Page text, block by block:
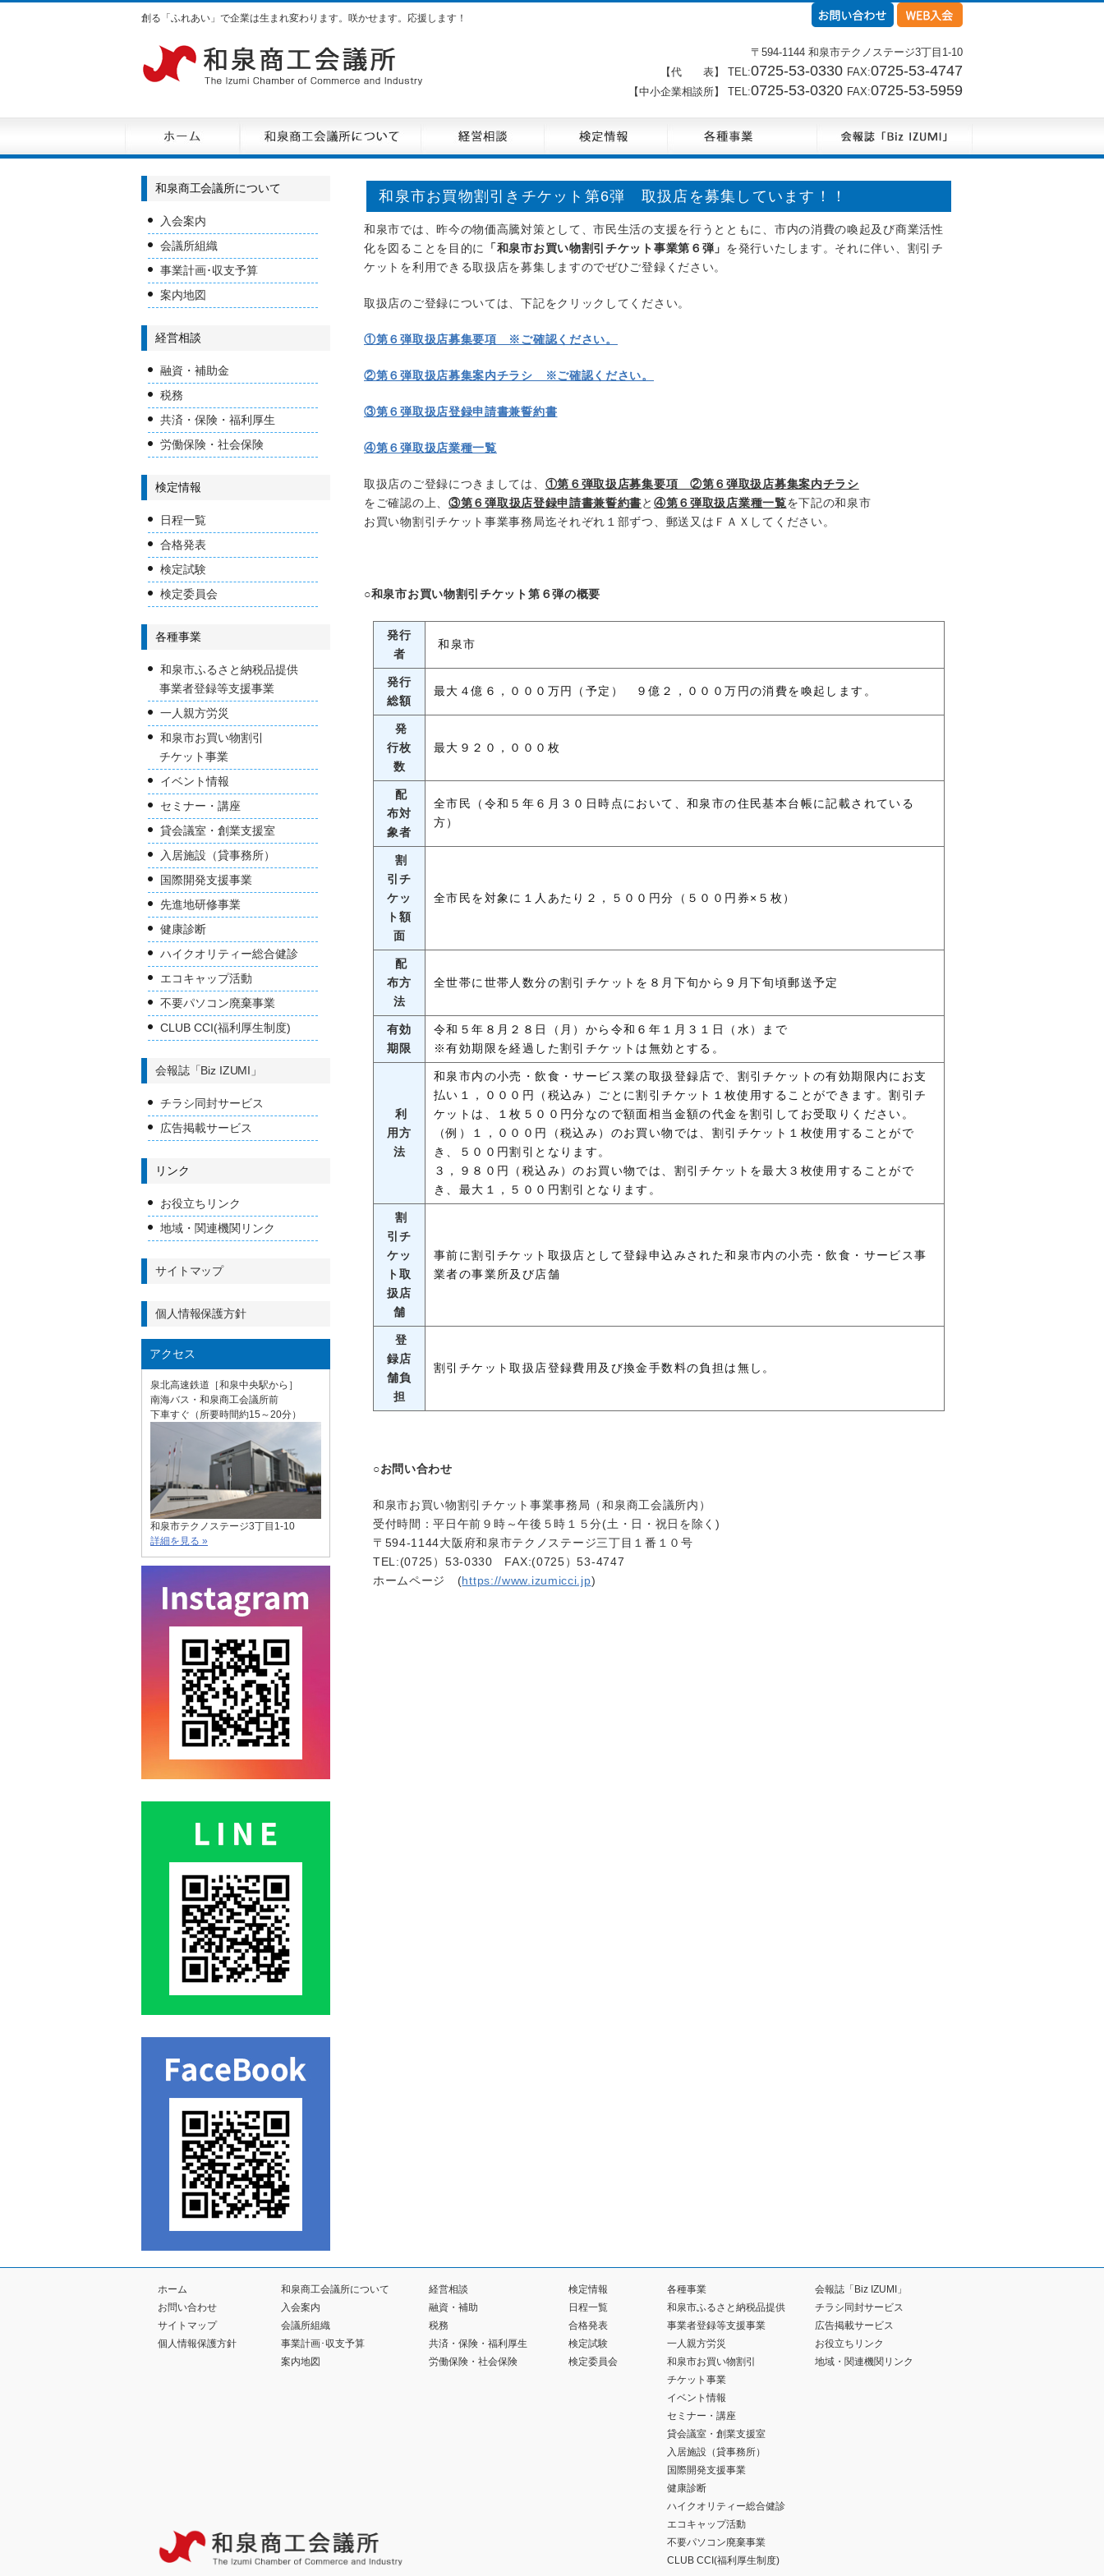
創る「ふれあい」で企業は生まれ変わります。咲かせます。応援します！
〒594-1144 和泉市テクノステージ3丁目1-10
【代 表】 TEL:0725-53-0330 FAX:0725-53-4747
【中小企業相談所】 TEL:0725-53-0320 FAX:0725-53-5959
和泉市お買物割引きチケット第6弾 取扱店を募集しています！！
和泉市では、昨今の物価高騰対策として、市民生活の支援を行うとともに、市内の消費の喚起及び商業活性
化を図ることを目的に
「和泉市お買い物割引チケット事業第６弾」 を発行いたします。それに伴い、割引チ
ケットを利用できる取扱店を募集しますのでぜひご登録ください。
取扱店のご登録については、下記をクリックしてください。
①第６弾取扱店募集要項 ※ご確認ください。
②第６弾取扱店募集案内チラシ ※ご確認ください。
③第６弾取扱店登録申請書兼誓約書
④第６弾取扱店業種一覧
取扱店のご登録につきましては、 ①第６弾取扱店募集要項 ②第６弾取扱店募集案内チラシ
をご確認の上、 ③第６弾取扱店登録申請書兼誓約書と ④第６弾取扱店業種一覧を下記の和泉市
お買い物割引チケット事業事務局迄それぞれ１部ずつ、郵送又はＦＡＸしてください。
○和泉市お買い物割引チケット第６弾の概要
発行
者
和泉市
発行
総額
最大４億６，０００万円（予定） ９億２，０００万円の消費を喚起します。
発
行枚
数
最大９２０，０００枚
配
布対
象者
全市民（令和５年６月３０日時点において、和泉市の住民基本台帳に記載されている
方）
割
引チ
ケッ
ト額
面
全市民を対象に１人あたり２，５００円分（５００円券×５枚）
配
布方
法
全世帯に世帯人数分の割引チケットを８月下旬から９月下旬頃郵送予定
有効
期限
令和５年８月２８日（月）から令和６年１月３１日（水）まで
※有効期限を経過した割引チケットは無効とする。
利
用方
法
和泉市内の小売・飲食・サービス業の取扱登録店で、割引チケットの有効期限内にお支
払い１，０００円（税込み）ごとに割引チケット１枚使用することができます。割引チ
ケットは、１枚５００円分なので額面相当金額の代金を割引してお受取りください。
（例）１，０００円（税込み）のお買い物では、割引チケット１枚使用することがで
き、５００円割引となります。
３，９８０円（税込み）のお買い物では、割引チケットを最大３枚使用することがで
き、最大１，５００円割引となります。
割
引チ
ケッ
ト取
扱店
舗
事前に割引チケット取扱店として登録申込みされた和泉市内の小売・飲食・サービス事
業者の事業所及び店舗
登
録店
舗負
担
割引チケット取扱店登録費用及び換金手数料の負担は無し。
○お問い合わせ
和泉市お買い物割引チケット事業事務局（和泉商工会議所内）
受付時間：平日午前９時～午後５時１５分(土・日・祝日を除く)
〒594-1144大阪府和泉市テクノステージ三丁目１番１０号
TEL:(0725）53-0330 FAX:(0725）53-4747
ホームページ (https://www.izumicci.jp)
和泉商工会議所について
入会案内
会議所組織
事業計画･収支予算
案内地図
経営相談
融資・補助金
税務
共済・保険・福利厚生
労働保険・社会保険
検定情報
日程一覧
合格発表
検定試験
検定委員会
各種事業
和泉市ふるさと納税品提供
事業者登録等支援事業
一人親方労災
和泉市お買い物割引
チケット事業
イベント情報
セミナー・講座
貸会議室・創業支援室
入居施設（貸事務所）
国際開発支援事業
先進地研修事業
健康診断
ハイクオリティー総合健診
エコキャップ活動
不要パソコン廃棄事業
CLUB CCI(福利厚生制度)
会報誌「Biz IZUMI」
チラシ同封サービス
広告掲載サービス
リンク
お役立ちリンク
地域・関連機関リンク
サイトマップ
個人情報保護方針
アクセス
泉北高速鉄道［和泉中央駅から］
南海バス・和泉商工会議所前
下車すぐ（所要時間約15～20分）
和泉市テクノステージ3丁目1-10
詳細を見る »
ホーム
お問い合わせ
サイトマップ
個人情報保護方針
和泉商工会議所について
入会案内
会議所組織
事業計画･収支予算
案内地図
経営相談
融資・補助
税務
共済・保険・福利厚生
労働保険・社会保険
検定情報
日程一覧
合格発表
検定試験
検定委員会
各種事業
和泉市ふるさと納税品提供
事業者登録等支援事業
一人親方労災
和泉市お買い物割引
チケット事業
イベント情報
セミナー・講座
貸会議室・創業支援室
入居施設（貸事務所）
国際開発支援事業
健康診断
ハイクオリティー総合健診
エコキャップ活動
不要パソコン廃棄事業
CLUB CCI(福利厚生制度)
会報誌「Biz IZUMI」
チラシ同封サービス
広告掲載サービス
お役立ちリンク
地域・関連機関リンク